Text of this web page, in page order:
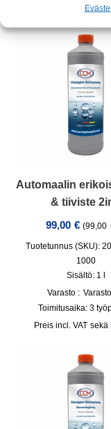
Automaalin
& tiiviste
99,00 € (99,00
Tuotetunnus (SKU):
1000
Sisältö: 1 l
Varasto :
Toimitusaika: 3
incl. VAT sekä